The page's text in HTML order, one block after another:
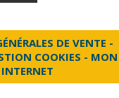
DE VENTE
COOKIES
MON